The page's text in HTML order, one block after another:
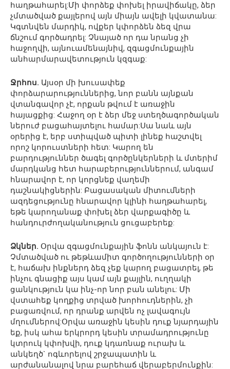
հաղթահարել:Մի փորձեք փոխել իրավիճակը, ձեր
չմտածված քայլերով այն միայն ավելի կվատանա:
Կգտնվեն մարդիկ, ովքեր կփորձեն ձեզ վրա
ճնշում գործադրել: Չնայած որ դա նրանց չի
հաջողվի, այնուամենայնիվ, զգացմունքային
անհարմարավետություն կզգաք:
Ջրհոս. Այսօր մի խուսափեք
փորձարարություններից, նոր բանն այնքան
վտանգավոր չէ, որքան թվում է առաջին
հայացքից: Հաջող օր է ձեր մեջ ստեղծագործական
ներուժ բացահայտելու համար:Սա նաև այն
օրերից է, երբ ստիպված պիտի լինեք հաշտվել
որոշ կորուստների հետ: Կարող են
բարդություններ ծագել գործընկերների և մտերիմ
մարդկանց հետ հարաբերություններում, անգամ
հնարավոր է, որ կորցնեք վաղեմի
դաշնակիցներին: Բացասական միտումների
ազդեցությունը հնարավոր կլինի հաղթահարել,
եթե կարողանաք փոխել ձեր վարքագիծը և
հանդուրժողականություն ցուցաբերեք:
Ձկներ. Օրվա զգացմունքային ֆոնն անկայուն է:
Չմտածված ու թեթևամիտ գործողությունների օր
է, հաճախ ինքներդ ձեզ չեք կարող բացատրել, թե
ինչու գնացիք այս կամ այն քայլին, ուղղակի
ցանկություն կա ինչ-որ նոր բան անելու: Մի
վստահեք կողքից տրված խորհուդներին, չի
բացառվում, որ դրանք արվեն ոչ լավագույն
մղումներով:Օրվա առաջին կեսին դուք նյարդային
եք, իսկ ահա երկրորդ կեսին տրամադրությունը
կտրուկ կփոխվի, դուք կդառնաք ուրախ և
անկեղծ` ոգևորելով շրջապատին և
արժանանալով նրա բարեհաճ վերաբերմունքին: